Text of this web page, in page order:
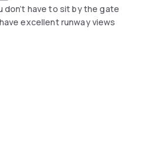
don’t have to sit by the gate
excellent runway views